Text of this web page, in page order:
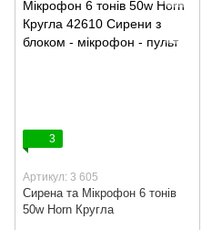
3
Артикул: 3 605
Сирена та Мікрофон 6 тонів
50w Horn Кругла